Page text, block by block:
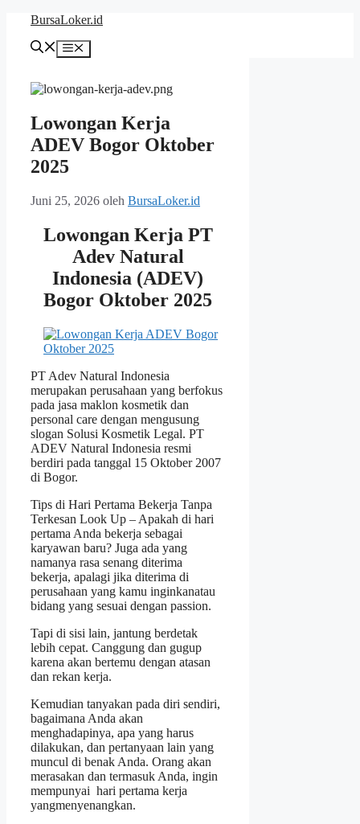
Langsung
BursaLoker.id
Menu
Lowongan Kerja
ADEV Bogor Oktober
2025
Juni 25, 2026 oleh BursaLoker.id
Lowongan Kerja PT
Adev Natural
Indonesia (ADEV)
Bogor Oktober 2025
PT Adev Natural Indonesia
merupakan perusahaan yang berfokus
pada jasa maklon kosmetik dan
personal care dengan mengusung
slogan Solusi Kosmetik Legal. PT
ADEV Natural Indonesia resmi
berdiri pada tanggal 15 Oktober 2007
di Bogor.
Tips di Hari Pertama Bekerja Tanpa
Terkesan Look Up – Apakah di hari
pertama Anda bekerja sebagai
karyawan baru? Juga ada yang
namanya rasa senang diterima
bekerja, apalagi jika diterima di
perusahaan yang kamu inginkanatau
bidang yang sesuai dengan passion.
Tapi di sisi lain, jantung berdetak
lebih cepat. Canggung dan gugup
karena akan bertemu dengan atasan
dan rekan kerja.
Kemudian tanyakan pada diri sendiri,
bagaimana Anda akan
menghadapinya, apa yang harus
dilakukan, dan pertanyaan lain yang
muncul di benak Anda. Orang akan
merasakan dan termasuk Anda, ingin
mempunyai hari pertama kerja
yangmenyenangkan.